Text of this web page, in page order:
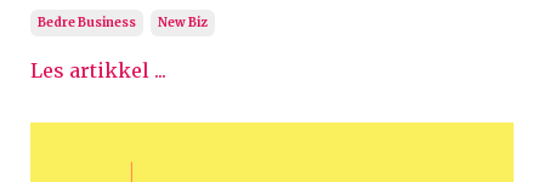
Bedre Business New Biz
Les artikkel ...